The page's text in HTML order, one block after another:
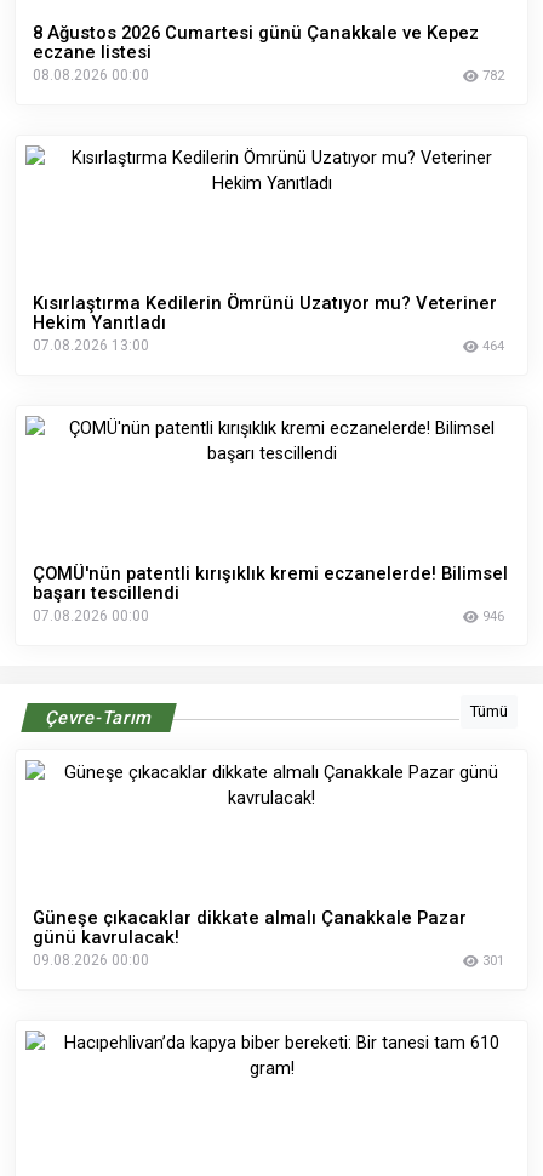
8 Ağustos 2026 Cumartesi günü Çanakkale ve Kepez
eczane listesi
08.08.2026 00:00 782
Kısırlaştırma Kedilerin Ömrünü Uzatıyor mu? Veteriner
Hekim Yanıtladı
07.08.2026 13:00 464
ÇOMÜ'nün patentli kırışıklık kremi eczanelerde! Bilimsel
başarı tescillendi
07.08.2026 00:00 946
Çevre-Tarım Tümü
Güneşe çıkacaklar dikkate almalı Çanakkale Pazar
günü kavrulacak!
09.08.2026 00:00 301